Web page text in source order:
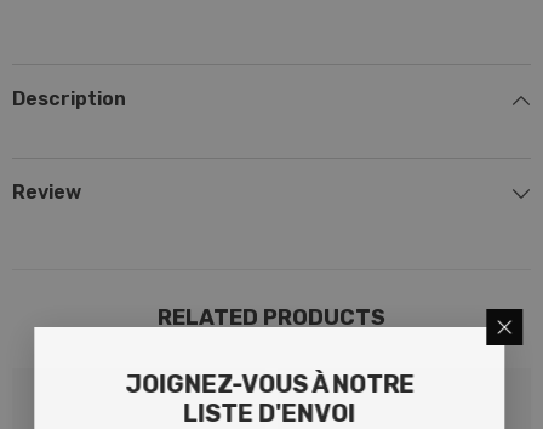
Description
Review
RELATED PRODUCTS
JOIGNEZ-VOUS À NOTRE
LISTE D'ENVOI